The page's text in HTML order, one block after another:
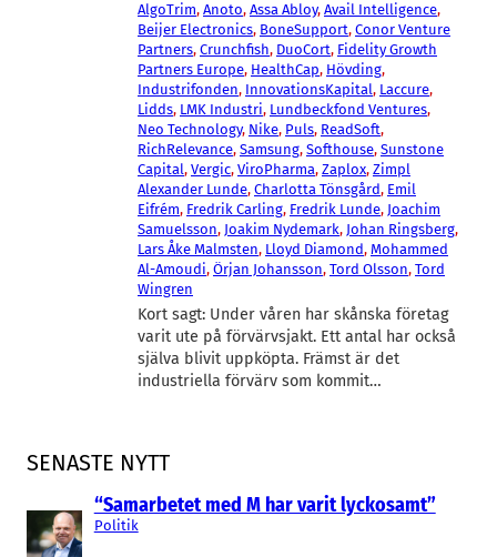
SENASTE NYTT
“Samarbetet med M har varit lyckosamt”
Politik
AlgoTrim, Anoto, Assa Abloy, Avail Intelligence
Beijer Electronics, BoneSupport, Conor Venture
Partners, Crunchfish, DuoCort, Fidelity Growth
Partners Europe, HealthCap, Hövding
Industrifonden, InnovationsKapital, Laccure
Lidds, LMK Industri, Lundbeckfond Ventures
Neo Technology, Nike, Puls, ReadSoft
RichRelevance, Samsung, Softhouse, Sunstone
Capital, Vergic, ViroPharma, Zaplox, Zimpl
Alexander Lunde, Charlotta Tönsgård, Emil
Eifrém, Fredrik Carling, Fredrik Lunde, Joachim
Samuelsson, Joakim Nydemark, Johan Ringsberg
Lars Åke Malmsten, Lloyd Diamond, Mohammed
Al-Amoudi, Örjan Johansson, Tord Olsson, Tord
Wingren
Kort sagt: Under våren har skånska företag
varit ute på förvärvsjakt. Ett antal har också
själva blivit uppköpta. Främst är det
industriella förvärv som kommit…